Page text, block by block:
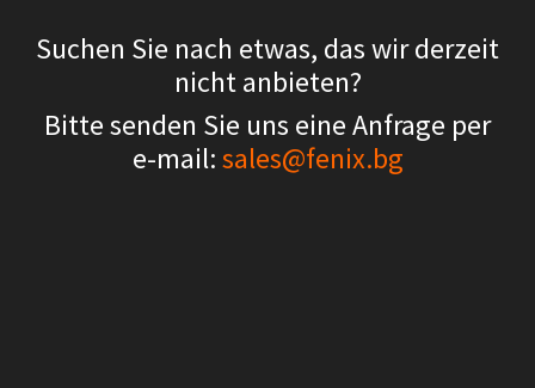
Suchen Sie nach etwas, das wir derzeit
nicht anbieten?
Bitte senden Sie uns eine Anfrage per
e-mail:sales@fenix.bg